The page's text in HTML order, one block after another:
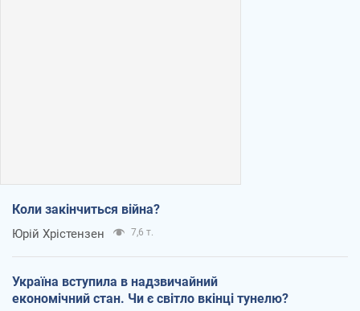
Коли закінчиться війна?
Юрій Хрістензен 7,6 т.
Україна вступила в надзвичайний
економічний стан. Чи є світло вкінці тунелю?